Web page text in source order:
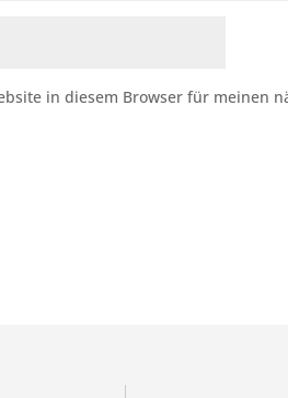
in diesem Browser für meinen